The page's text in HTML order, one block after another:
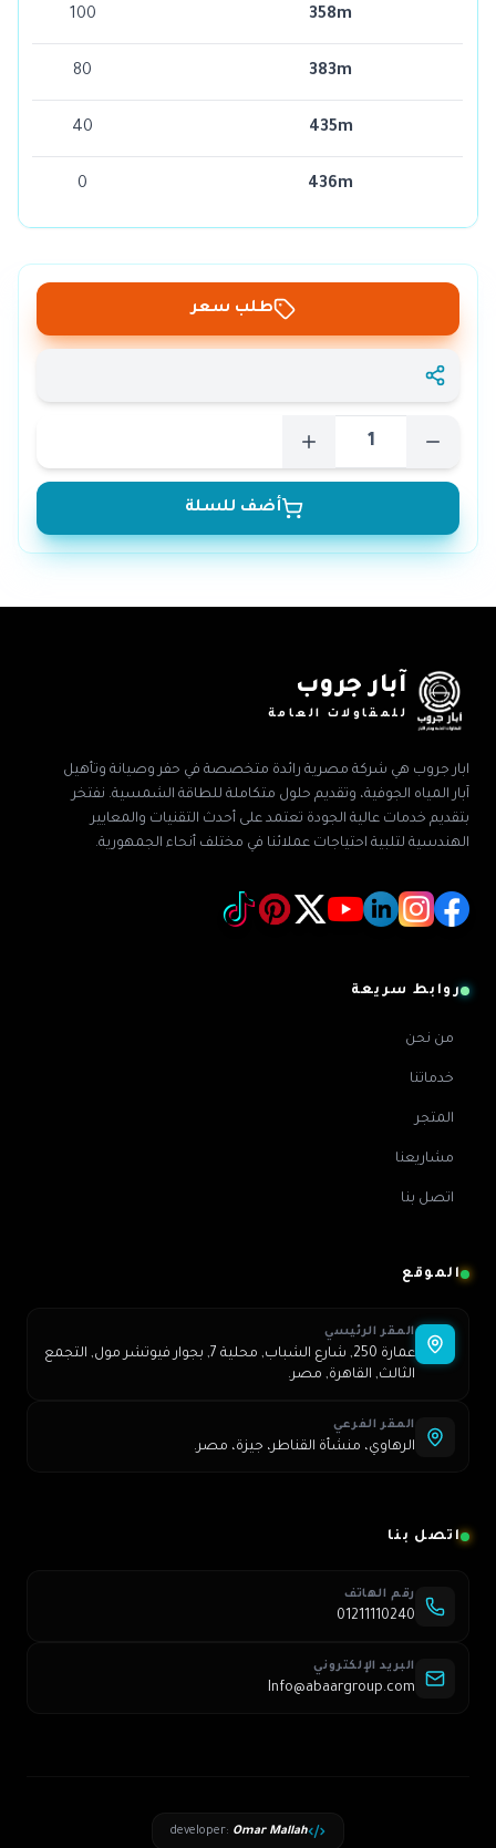
358m
100
383m
80
435m
40
436m
0
طلب سعر
أضف للسلة
آبار جروب
للمقاولات العامة
ابار جروب هي شركة مصرية رائدة متخصصة في حفر وصيانة وتأهيل
آبار المياه الجوفية، وتقديم حلول متكاملة للطاقة الشمسية. نفتخر
بتقديم خدمات عالية الجودة تعتمد على أحدث التقنيات والمعايير
الهندسية لتلبية احتياجات عملائنا في مختلف أنحاء الجمهورية.
روابط سريعة
من نحن
خدماتنا
المتجر
مشاريعنا
اتصل بنا
الموقع
المقر الرئيسي
عمارة 250, شارع الشباب, محلية 7, بجوار فيوتشر مول, التجمع
الثالث, القاهرة, مصر.
المقر الفرعي
الرهاوي، منشأة القناطر، جيزة، مصر.
اتصل بنا
رقم الهاتف
01211110240
البريد الإلكتروني
Info@abaargroup.com
developer: Omar Mallah